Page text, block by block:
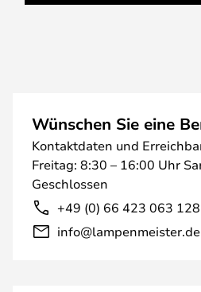
Wünschen Sie eine
Kontaktdaten und
Freitag: 8:30 – 16:00 Uhr
Geschlossen
+49 (0) 66 423 063 128
info@lampenmeister.de